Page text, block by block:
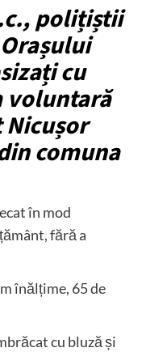
polițiștii
cu
voluntară
comuna
în mod
fără a
înălțime, 65 de
cu bluză și